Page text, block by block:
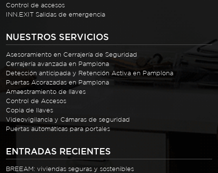
Control de accesos
INN.EXIT Salidas de emergencia
NUESTROS SERVICIOS
Asesoramiento en Cerrajería de Seguridad
Cerrajería avanzada en Pamplona
Detección anticipada y Retención Activa en Pamplona
Puertas Acorazadas en Pamplona
Amaestramiento de llaves
Control de Accesos
Copia de llaves
Videovigilancia y Cámaras de seguridad
Puertas automáticas para portales
ENTRADAS RECIENTES
BREEAM: viviendas seguras y sostenibles